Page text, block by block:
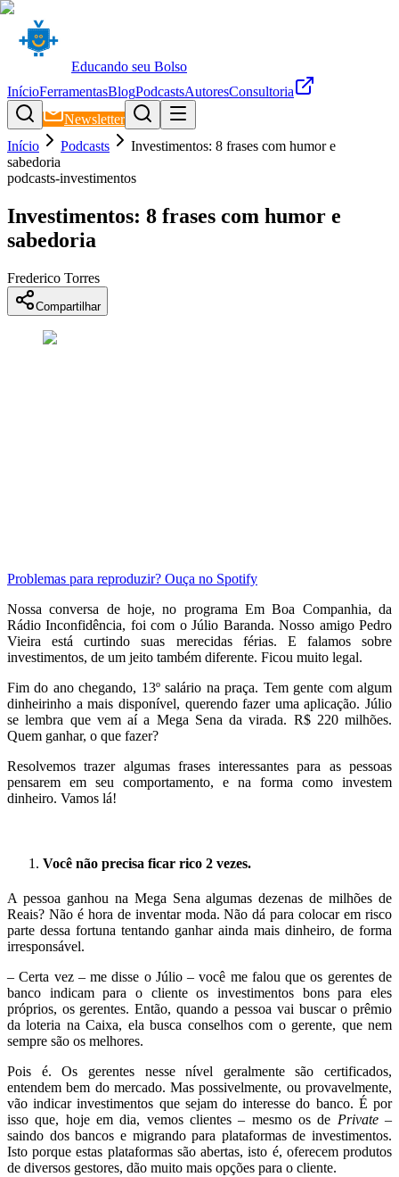
Educando seu Bolso
InícioFerramentasBlogPodcastsAutoresConsultoria
Newsletter
Início
Podcasts
Investimentos: 8 frases com humor e
sabedoria
podcasts-investimentos
Investimentos: 8 frases com humor e
sabedoria
Frederico Torres
Compartilhar
Problemas para reproduzir? Ouça no Spotify
Nossa conversa de hoje, no programa Em Boa Companhia, da
Rádio Inconfidência, foi com o Júlio Baranda. Nosso amigo Pedro
Vieira está curtindo suas merecidas férias. E falamos sobre
investimentos, de um jeito também diferente. Ficou muito legal.
Fim do ano chegando, 13º salário na praça. Tem gente com algum
dinheirinho a mais disponível, querendo fazer uma aplicação. Júlio
se lembra que vem aí a Mega Sena da virada. R$ 220 milhões.
Quem ganhar, o que fazer?
Resolvemos trazer algumas frases interessantes para as pessoas
pensarem em seu comportamento, e na forma como investem
dinheiro. Vamos lá!
Você não precisa ficar rico 2 vezes.
A pessoa ganhou na Mega Sena algumas dezenas de milhões de
Reais? Não é hora de inventar moda. Não dá para colocar em risco
parte dessa fortuna tentando ganhar ainda mais dinheiro, de forma
irresponsável.
– Certa vez – me disse o Júlio – você me falou que os gerentes de
banco indicam para o cliente os investimentos bons para eles
próprios, os gerentes. Então, quando a pessoa vai buscar o prêmio
da loteria na Caixa, ela busca conselhos com o gerente, que nem
sempre são os melhores.
Pois é. Os gerentes nesse nível geralmente são certificados,
entendem bem do mercado. Mas possivelmente, ou provavelmente,
vão indicar investimentos que sejam do interesse do banco. É por
isso que, hoje em dia, vemos clientes – mesmo os de Private–
saindo dos bancos e migrando para plataformas de investimentos.
Isto porque estas plataformas são abertas, isto é, oferecem produtos
de diversos gestores, dão muito mais opções para o cliente.